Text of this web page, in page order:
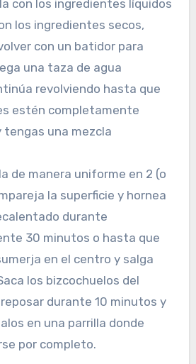
con los ingredientes líquidos
los ingredientes secos,
con un batidor para
una taza de agua
revolviendo hasta que
estén completamente
tengas una mezcla
de manera uniforme en 2 (o
la superficie y hornea
durante
30 minutos o hasta que
en el centro y salga
los bizcochuelos del
durante 10 minutos y
en una parrilla donde
por completo.